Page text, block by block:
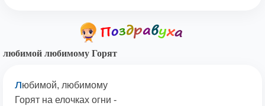
любимой любимому Горят
любимой, любимому
Горят на елочках огни -